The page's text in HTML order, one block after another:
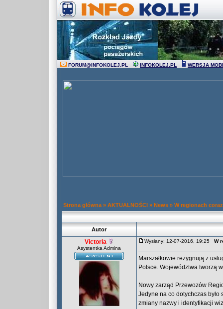
FORUM@INFOKOLEJ.PL INFOKOLEJ.PL WERSJA
Strona główna » AKTUALNOŚCI » News » W regionach
Autor
Victoria
Asystentka Admina
Wysłany: 12-07-2016, 19:25 W
Marszałkowie rezygnują z
Polsce. Województwa tworzą
Nowy zarząd Przewozów
Jedyne na co dotychczas
zmiany nazwy i identyfikacji